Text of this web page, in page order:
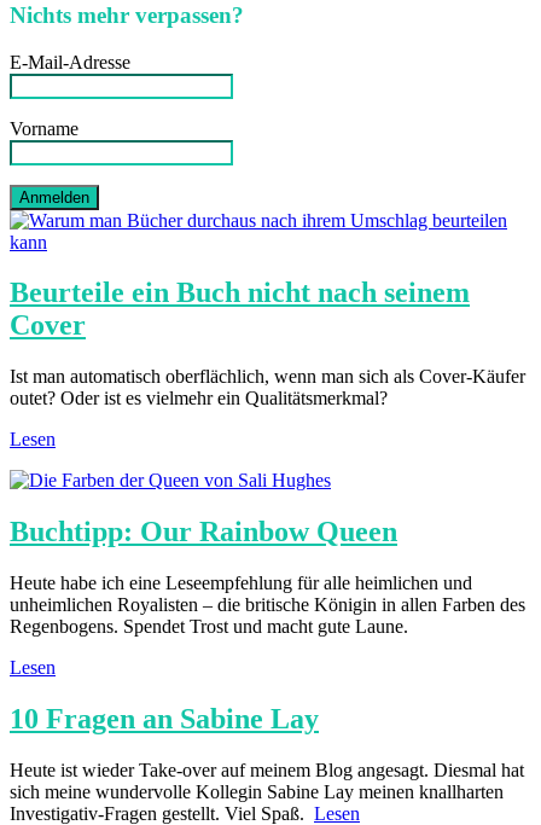
Nichts mehr verpassen?
E-Mail-Adresse
Vorname
Beurteile ein Buch nicht nach seinem
Cover
Ist man automatisch oberflächlich, wenn man sich als Cover-Käufer
outet? Oder ist es vielmehr ein Qualitätsmerkmal?
Lesen
Buchtipp: Our Rainbow Queen
Heute habe ich eine Leseempfehlung für alle heimlichen und
unheimlichen Royalisten – die britische Königin in allen Farben des
Regenbogens. Spendet Trost und macht gute Laune.
Lesen
10 Fragen an Sabine Lay
Heute ist wieder Take-over auf meinem Blog angesagt. Diesmal hat
sich meine wundervolle Kollegin Sabine Lay meinen knallharten
Investigativ-Fragen gestellt. Viel Spaß. Lesen